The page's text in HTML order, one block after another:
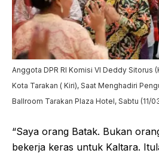
Anggota DPR RI Komisi VI Deddy Sitorus
Kota Tarakan ( Kiri), Saat Menghadiri
Ballroom Tarakan Plaza Hotel, Sabtu (11/
“Saya orang Batak. Bukan
bekerja keras untuk Kaltara.